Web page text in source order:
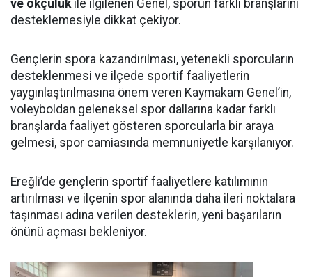
ve okçulukile ilgilenen Genel, sporun farklı branşlarını
desteklemesiyle dikkat çekiyor.
Gençlerin spora kazandırılması, yetenekli sporcuların
desteklenmesi ve ilçede sportif faaliyetlerin
yaygınlaştırılmasına önem veren Kaymakam Genel’in,
voleyboldan geleneksel spor dallarına kadar farklı
branşlarda faaliyet gösteren sporcularla bir araya
gelmesi, spor camiasında memnuniyetle karşılanıyor.
Ereğli’de gençlerin sportif faaliyetlere katılımının
artırılması ve ilçenin spor alanında daha ileri noktalara
taşınması adına verilen desteklerin, yeni başarıların
önünü açması bekleniyor.